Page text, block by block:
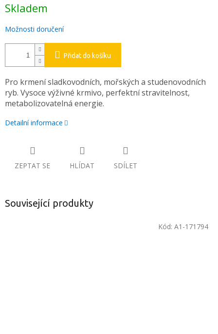
cena:
Skladem
Možnosti doručení
Přidat do košíku
Pro krmení sladkovodních, mořských a studenovodních
ryb. Vysoce výživné krmivo, perfektní stravitelnost,
metabolizovatelná energie.
Detailní informace
ZEPTAT SE HLÍDAT SDÍLET
Související produkty
Kód: A1-171794